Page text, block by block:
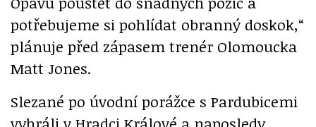
potřebujeme si pohlídat obranný doskok,“
plánuje před zápasem trenér Olomoucka
Matt Jones.
Slezané po úvodní porážce s Pardubicemi
vyhráli v Hradci Králové a naposledy